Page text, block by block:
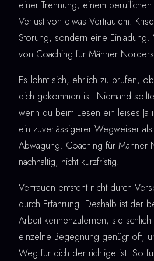
einer Trennung, einem
Verlust von etwas Vertrautem.
Störung, sondern eine Einladung.
von Coaching für Männer
Es lohnt sich, ehrlich zu prüfen,
dich gekommen ist. Niemand
wenn du beim Lesen ein leises Ja
ein zuverlässigerer Wegweiser
Abwägung. Coaching für Männer
nachhaltig, nicht kurzfristig.
Vertrauen entsteht nicht durch
durch Erfahrung. Deshalb ist der
Arbeit kennenzulernen, sie
einzelne Begegnung genügt oft,
Weg für dich der richtige ist. So